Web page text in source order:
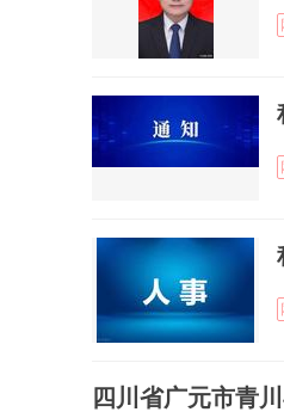
四川省广元市青